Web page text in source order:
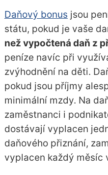
Daňový bonus jsou
státu, pokud je vaše
než vypočtená daň z
peníze navíc při
zvýhodnění na děti.
pokud jsou příjmy
minimální mzdy. Na
zaměstnanci i
dostávají vyplacen
daňového přiznání,
vyplacen každý měsíc